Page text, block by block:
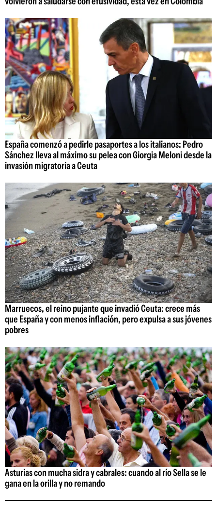
España comenzó a pedirle pasaportes a los italianos: Pedro
Sánchez lleva al máximo su pelea con Giorgia Meloni desde la
invasión migratoria a Ceuta
Marruecos, el reino pujante que invadió Ceuta: crece más
que España y con menos inflación, pero expulsa a sus jóvenes
pobres
Asturias con mucha sidra y cabrales: cuando al río Sella se le
gana en la orilla y no remando